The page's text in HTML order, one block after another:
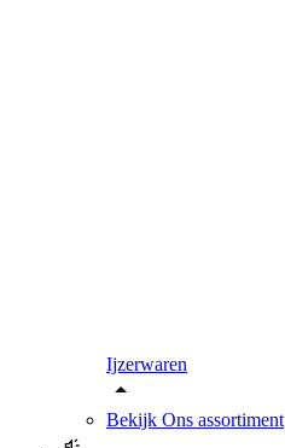
Ijzerwaren
Bekijk Ons assortiment